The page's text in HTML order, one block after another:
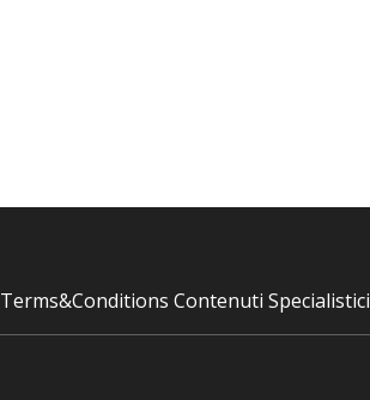
Terms&Conditions Contenuti Specialistici